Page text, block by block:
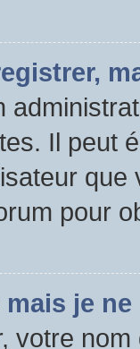
Il peut
pour
je
votre